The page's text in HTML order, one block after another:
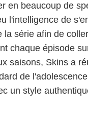
en beaucoup de
l'intelligence de
la série afin de
chaque épisode
saisons, Skins a
de
un style